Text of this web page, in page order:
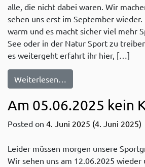
alle, die nicht dabei waren. Wir
sehen uns erst im September wieder.
warm und es macht sicher viel mehr
See oder in der Natur Sport zu
es weitergeht erfahrt ihr hier, […]
Weiterlesen…
Am 05.06.2025 kein
Posted on 4. Juni 2025 (4. Juni 2025)
Leider müssen morgen unsere
Wir sehen uns am 12.06.2025 wieder